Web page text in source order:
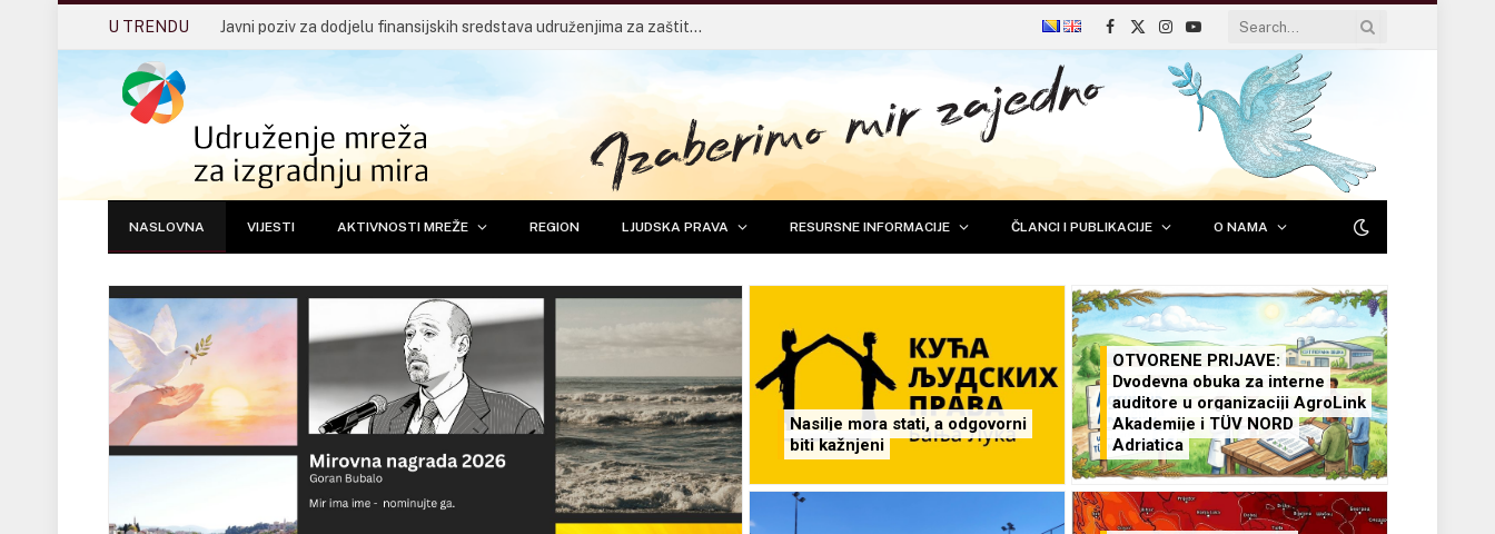
U TRENDU Javni poziv za dodjelu finansijskih sredstava udruženjima za zaštitu životinja
Facebook
X
(Twitter)
Instagram
YouTube
NASLOVNA VIJESTI AKTIVNOSTI MREŽE REGION LJUDSKA PRAVA RESURSNE INFORMACIJE ČLANCI I PUBLIKACIJE O NAMA
Nasilje mora stati, a odgovorni
biti kažnjeni
OTVORENE PRIJAVE:
Dvodevna obuka za interne
auditore u organizaciji AgroLink
Akademije i TÜV NORD
Adriatica